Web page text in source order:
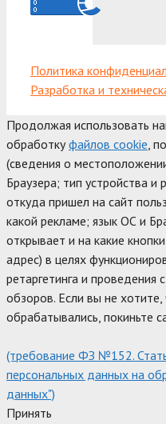
Политика
Разработка и
Продолжая использовать
обработкуфайлов cookie ,
(сведения о
Браузера; тип устройства и
откуда пришел на сайт
какой рекламе; язык ОС и
открывает и на какие
адрес) в целях
ретаргетинга и проведения
обзоров. Если вы не
обрабатывались, покиньте
(требование ФЗ №152.
персональных данных на
данных")
Принять